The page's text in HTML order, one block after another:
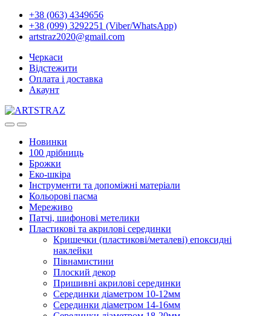
+38 (063) 4349656
+38 (099) 3292251 (Viber/WhatsApp)
artstraz2020@gmail.com
Черкаси
Відстежити
Оплата і доставка
Акаунт
Новинки
100 дрібниць
Брожки
Еко-шкіра
Інструменти та допоміжні матеріали
Кольорові пасма
Мереживо
Патчі, шифонові метелики
Пластикові та акрилові серединки
Кришечки (пластикові/металеві) епоксидні
наклейки
Півнамистини
Плоский декор
Пришивні акрилові серединки
Серединки діаметром 10-12мм
Серединки діаметром 14-16мм